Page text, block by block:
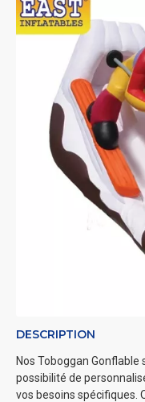
DESCRIPTION
Nos Toboggan Gonflable
possibilité de
vos besoins spécifiques.